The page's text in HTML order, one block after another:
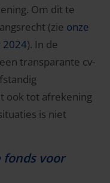
Om dit te
(zie onze
2024). In de
transparante cv-
ook tot afrekening
is niet
fonds voor